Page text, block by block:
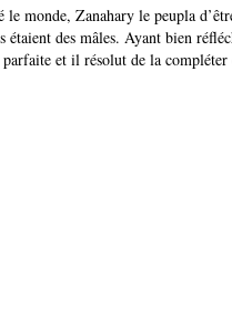
monde, Zanahary le peupla
étaient des mâles. Ayant bien
et il résolut de la compléter